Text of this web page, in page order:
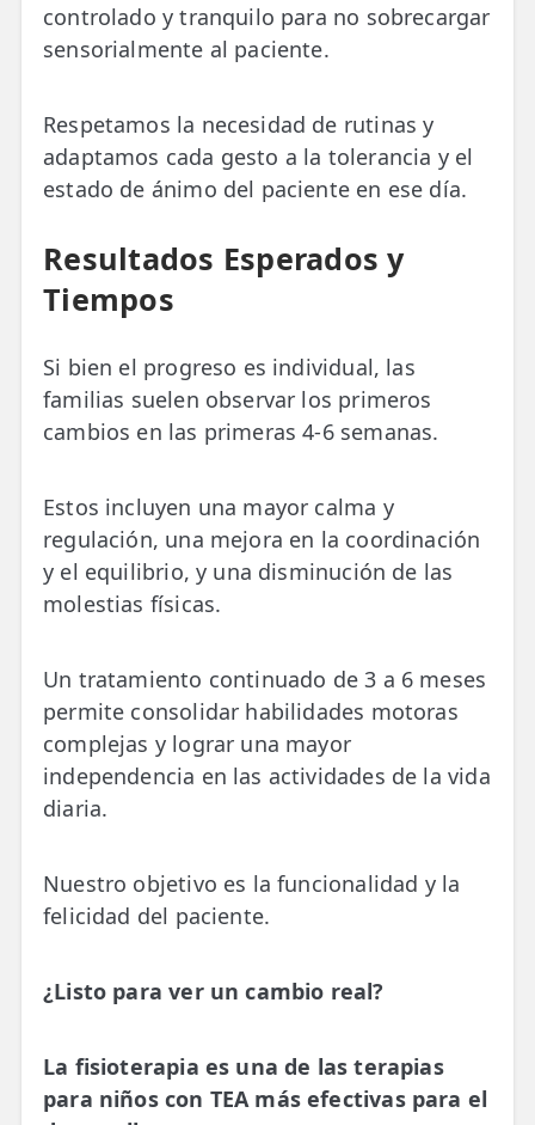
controlado y tranquilo para no sobrecargar
sensorialmente al paciente.
Respetamos la necesidad de rutinas y
adaptamos cada gesto a la tolerancia y el
estado de ánimo del paciente en ese día.
Resultados Esperados y
Tiempos
Si bien el progreso es individual, las
familias suelen observar los primeros
cambios en las primeras 4-6 semanas.
Estos incluyen una mayor calma y
regulación, una mejora en la coordinación
y el equilibrio, y una disminución de las
molestias físicas.
Un tratamiento continuado de 3 a 6 meses
permite consolidar habilidades motoras
complejas y lograr una mayor
independencia en las actividades de la vida
diaria.
Nuestro objetivo es la funcionalidad y la
felicidad del paciente.
¿Listo para ver un cambio real?
La fisioterapia es una de las terapias
para niños con TEA más efectivas para el